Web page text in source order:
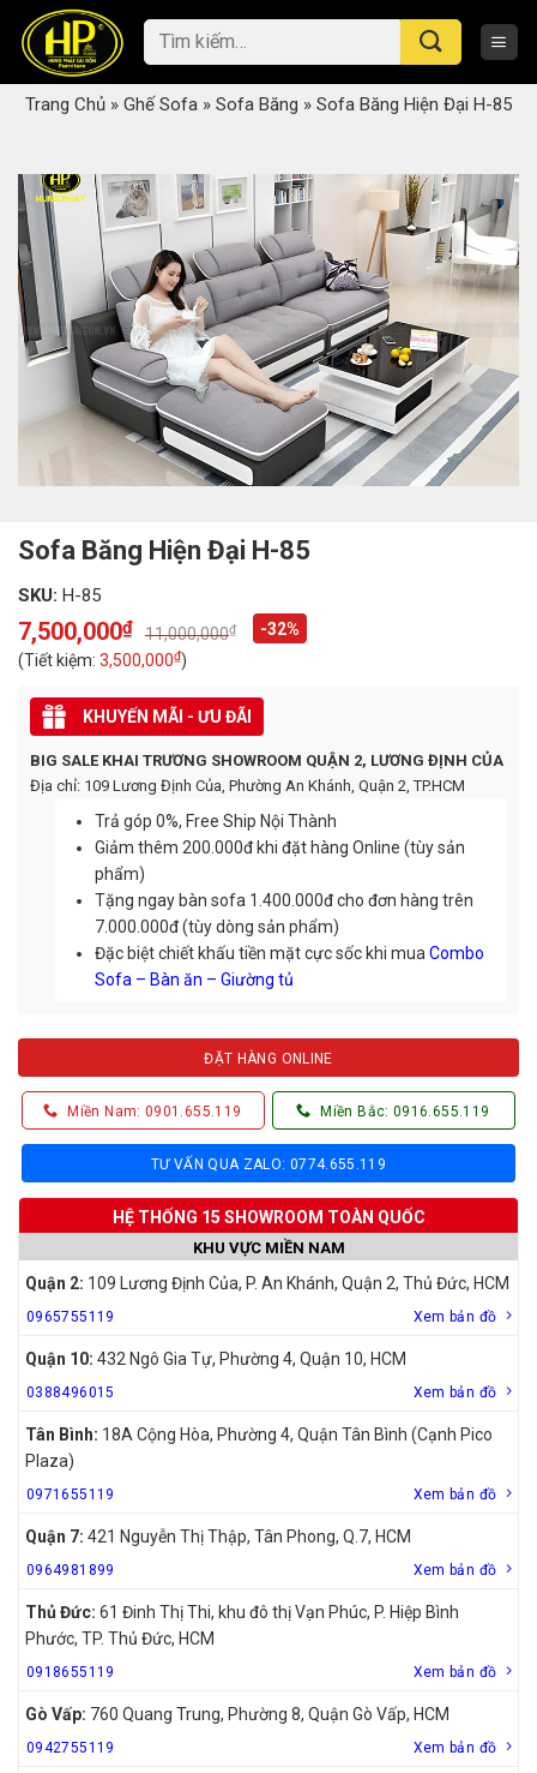
content
Tìm
kiếm:
Trang Chủ » Ghế Sofa » Sofa Băng » Sofa Băng Hiện Đại H-85
Sofa Băng Hiện Đại H-85
SKU: H-85
11,000,000₫
Original
price
was:
11,000,000₫.
7,500,000₫
Current
price
is:
7,500,000₫.
-32%
(Tiết kiệm: 3,500,000₫)
KHUYẾN MÃI - ƯU ĐÃI
BIG SALE KHAI TRƯƠNG SHOWROOM QUẬN 2, LƯƠNG ĐỊNH CỦA
Địa chỉ: 109 Lương Định Của, Phường An Khánh, Quận 2, TP.HCM
Trả góp 0%, Free Ship Nội Thành
Giảm thêm 200.000đ khi đặt hàng Online (tùy sản
phẩm)
Tặng ngay bàn sofa 1.400.000đ cho đơn hàng trên
7.000.000đ (tùy dòng sản phẩm)
Đặc biệt chiết khấu tiền mặt cực sốc khi muaCombo
Sofa – Bàn ăn – Giường tủ
ĐẶT HÀNG ONLINE
Miền Nam: 0901.655.119 Miền Bắc: 0916.655.119
TƯ VẤN QUA ZALO: 0774.655.119
HỆ THỐNG 15 SHOWROOM TOÀN QUỐC
KHU VỰC MIỀN NAM
Quận 2: 109 Lương Định Của, P. An Khánh, Quận 2, Thủ Đức, HCM
0965755119 Xem bản đồ
Quận 10: 432 Ngô Gia Tự, Phường 4, Quận 10, HCM
0388496015 Xem bản đồ
Tân Bình: 18A Cộng Hòa, Phường 4, Quận Tân Bình (Cạnh Pico
Plaza)
0971655119 Xem bản đồ
Quận 7: 421 Nguyễn Thị Thập, Tân Phong, Q.7, HCM
0964981899 Xem bản đồ
Thủ Đức: 61 Đinh Thị Thi, khu đô thị Vạn Phúc, P. Hiệp Bình
Phước, TP. Thủ Đức, HCM
0918655119 Xem bản đồ
Gò Vấp: 760 Quang Trung, Phường 8, Quận Gò Vấp, HCM
0942755119 Xem bản đồ